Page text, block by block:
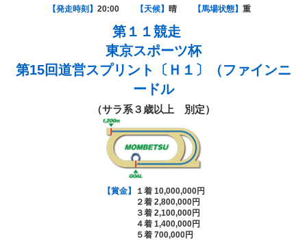
【発走時刻】 20:00 【天候】 晴 【馬場状態】 重
第１１競走
東京スポーツ杯
第15回道営スプリント〔Ｈ１〕（ファインニ
ードル
（サラ系３歳以上 別定）
【賞金】
１着 10,000,000円
２着 2,800,000円
３着 2,100,000円
４着 1,400,000円
５着 700,000円